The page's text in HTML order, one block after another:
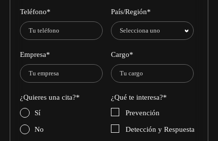
Teléfono* País/Región*
Empresa* Cargo*
¿Quieres una cita?*
Sí
No
¿Qué te interesa?*
Prevención
Detección y Respuesta